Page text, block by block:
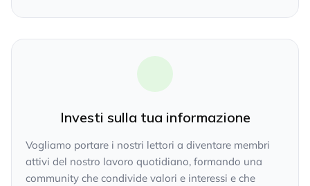
Investi sulla tua informazione
Vogliamo portare i nostri lettori a diventare membri
attivi del nostro lavoro quotidiano, formando una
community che condivide valori e interessi e che